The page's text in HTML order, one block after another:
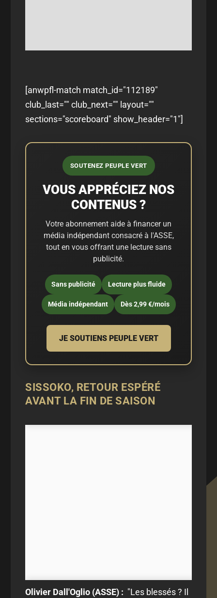
[anwpfl-match match_id="112189"
club_last="" club_next="" layout=""
sections="scoreboard" show_header="1"]
SOUTENEZ PEUPLE VERT
VOUS APPRÉCIEZ NOS
CONTENUS ?
Votre abonnement aide à financer un
média indépendant consacré à l'ASSE,
tout en vous offrant une lecture sans
publicité.
Sans publicité Lecture plus fluide
Média indépendant Dès 2,99 €/mois
JE SOUTIENS PEUPLE VERT
SISSOKO, RETOUR ESPÉRÉ
AVANT LA FIN DE SAISON
Olivier Dall'Oglio (ASSE) : "Les blessés ? Il